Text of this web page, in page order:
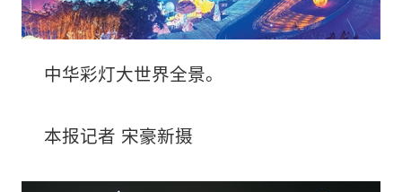
中华彩灯大世界全景。
本报记者 宋豪新摄